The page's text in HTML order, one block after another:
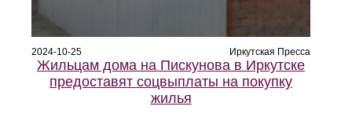
2024-10-25 Иркутская Пресса
Жильцам дома на Пискунова в Иркутске
предоставят соцвыплаты на покупку
жилья